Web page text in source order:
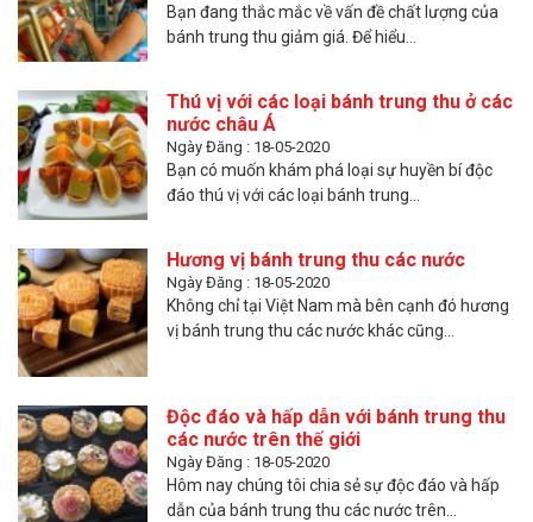
Bạn đang thắc mắc về vấn đề chất lượng của
bánh trung thu giảm giá. Để hiểu...
Thú vị với các loại bánh trung thu ở các
nước châu Á
Ngày Đăng : 18-05-2020
Bạn có muốn khám phá loại sự huyền bí độc
đáo thú vị với các loại bánh trung...
Hương vị bánh trung thu các nước
Ngày Đăng : 18-05-2020
Không chỉ tại Việt Nam mà bên cạnh đó hương
vị bánh trung thu các nước khác cũng...
Độc đáo và hấp dẫn với bánh trung thu
các nước trên thế giới
Ngày Đăng : 18-05-2020
Hôm nay chúng tôi chia sẻ sự độc đáo và hấp
dẫn của bánh trung thu các nước trên...